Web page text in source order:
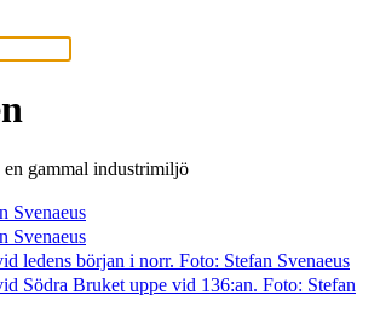
gammal industrimiljö
Svenaeus
Svenaeus
ledens början i norr. Foto: Stefan Svenaeus
Södra Bruket uppe vid 136:an. Foto: Stefan